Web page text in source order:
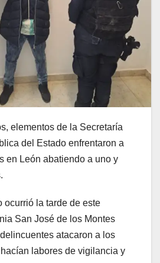
elementos de la Secretaría
del Estado enfrentaron a
en León abatiendo a uno y
ocurrió la tarde de este
San José de los Montes
atacaron a los
labores de vigilancia y